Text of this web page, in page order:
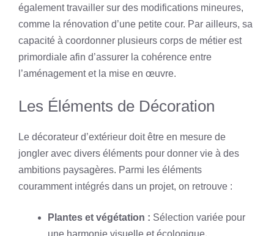
également travailler sur des modifications mineures,
comme la rénovation d’une petite cour. Par ailleurs, sa
capacité à coordonner plusieurs corps de métier est
primordiale afin d’assurer la cohérence entre
l’aménagement et la mise en œuvre.
Les Éléments de Décoration
Le décorateur d’extérieur doit être en mesure de
jongler avec divers éléments pour donner vie à des
ambitions paysagères. Parmi les éléments
couramment intégrés dans un projet, on retrouve :
Plantes et végétation : Sélection variée pour
une harmonie visuelle et écologique.